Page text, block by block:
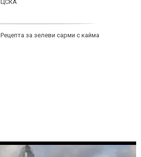
ЦСКА
Рецепта за зелеви сарми с кайма